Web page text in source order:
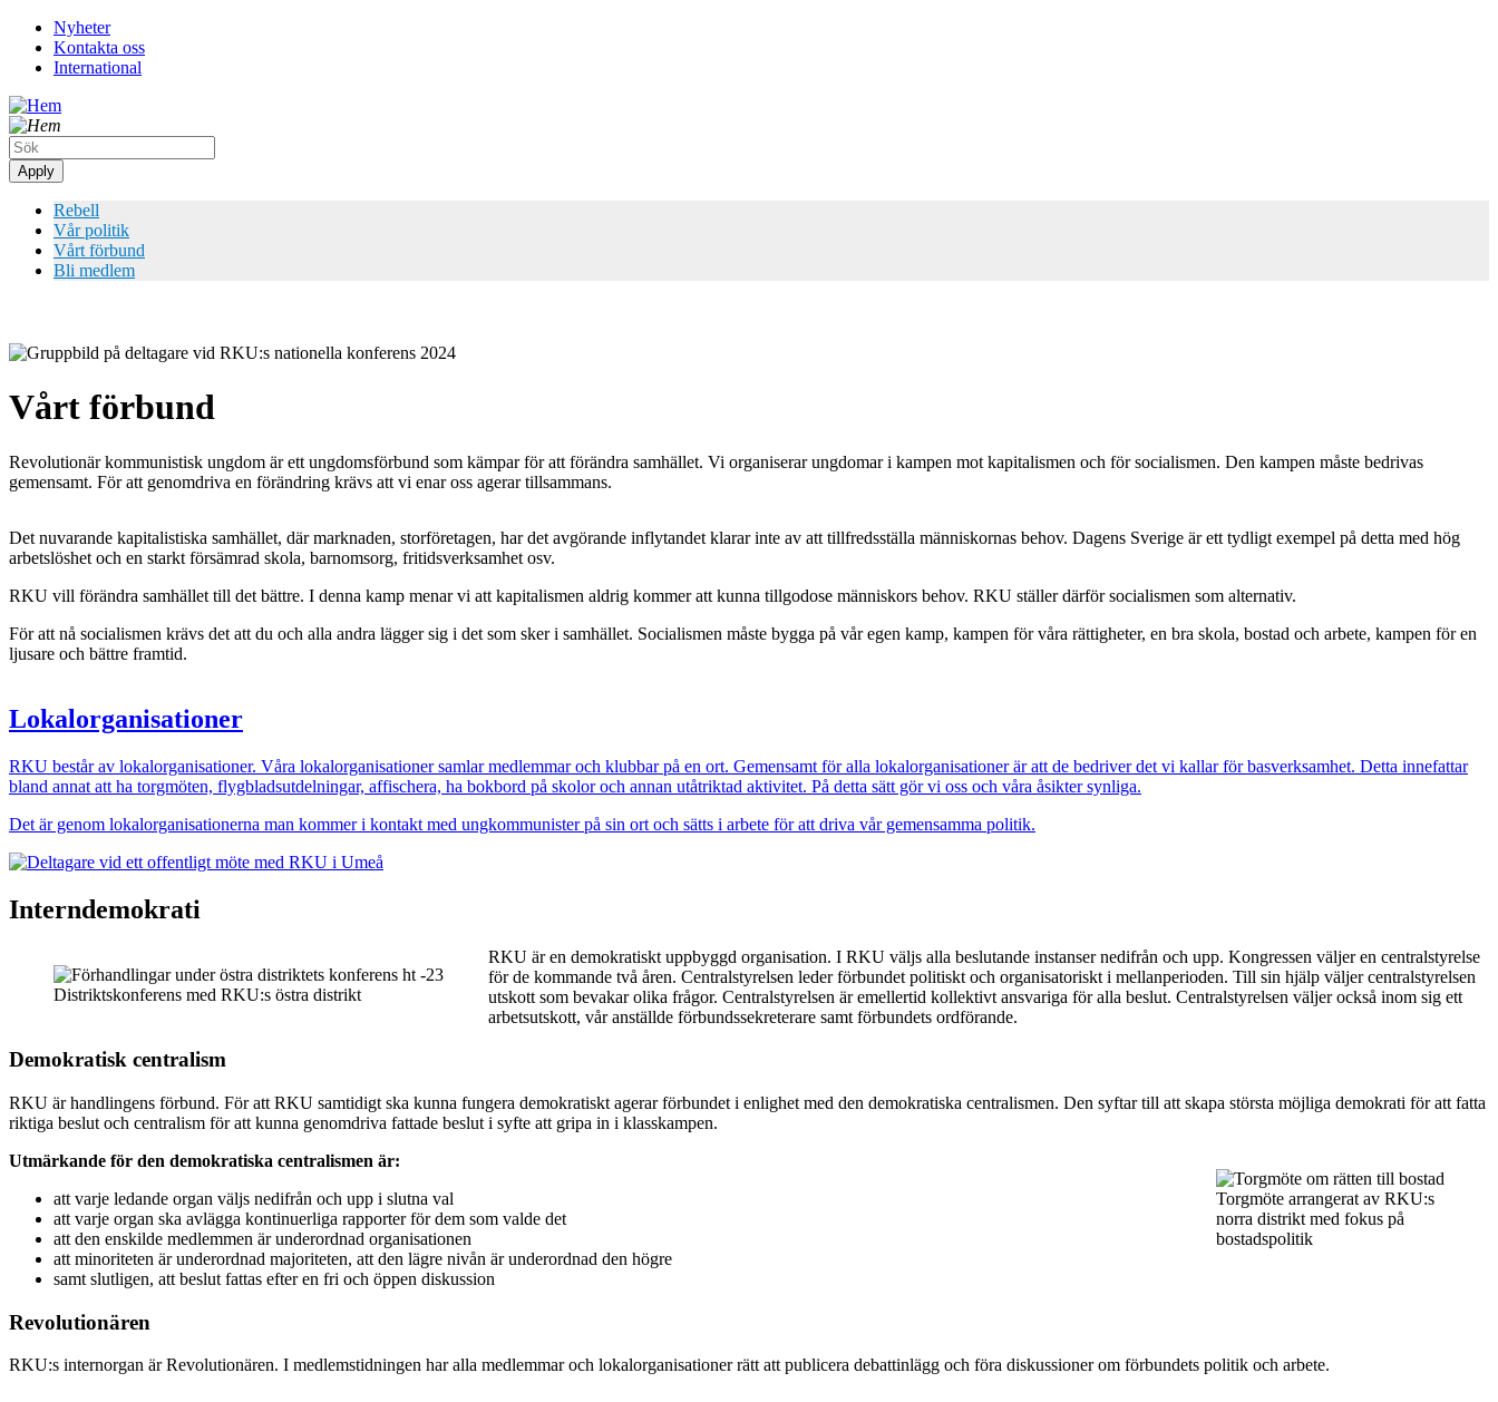
Hoppa
huvudinnehåll
Top
meny
Nyheter
Kontakta oss
International
Rebell
Vår politik
Vårt förbund
Bli medlem
Bild
Vårt förbund
Revolutionär kommunistisk ungdom är ett ungdomsförbund som kämpar för att förändra samhället. Vi organiserar ungdomar i kampen mot kapitalismen och för socialismen. Den kampen måste bedrivas
gemensamt. För att genomdriva en förändring krävs att vi enar oss agerar tillsammans.
Det nuvarande kapitalistiska samhället, där marknaden, storföretagen, har det avgörande inflytandet klarar inte av att tillfredsställa människornas behov. Dagens Sverige är ett tydligt exempel på detta med hög
arbetslöshet och en starkt försämrad skola, barnomsorg, fritidsverksamhet osv.
RKU vill förändra samhället till det bättre. I denna kamp menar vi att kapitalismen aldrig kommer att kunna tillgodose människors behov. RKU ställer därför socialismen som alternativ.
För att nå socialismen krävs det att du och alla andra lägger sig i det som sker i samhället. Socialismen måste bygga på vår egen kamp, kampen för våra rättigheter, en bra skola, bostad och arbete, kampen för en
ljusare och bättre framtid.
Lokalorganisationer
RKU består av lokalorganisationer. Våra lokalorganisationer samlar medlemmar och klubbar på en ort. Gemensamt för alla lokalorganisationer är att de bedriver det vi kallar för basverksamhet. Detta innefattar
bland annat att ha torgmöten, flygbladsutdelningar, affischera, ha bokbord på skolor och annan utåtriktad aktivitet. På detta sätt gör vi oss och våra åsikter synliga.
Det är genom lokalorganisationerna man kommer i kontakt med ungkommunister på sin ort och sätts i arbete för att driva vår gemensamma politik.
Bild
Interndemokrati
Bild
Distriktskonferens med RKU:s östra distrikt
RKU är en demokratiskt uppbyggd organisation. I RKU väljs alla beslutande instanser nedifrån och upp. Kongressen väljer en centralstyrelse
för de kommande två åren. Centralstyrelsen leder förbundet politiskt och organisatoriskt i mellanperioden. Till sin hjälp väljer centralstyrelsen
utskott som bevakar olika frågor. Centralstyrelsen är emellertid kollektivt ansvariga för alla beslut. Centralstyrelsen väljer också inom sig ett
arbetsutskott, vår anställde förbundssekreterare samt förbundets ordförande.
Demokratisk centralism
RKU är handlingens förbund. För att RKU samtidigt ska kunna fungera demokratiskt agerar förbundet i enlighet med den demokratiska centralismen. Den syftar till att skapa största möjliga demokrati för att fatta
riktiga beslut och centralism för att kunna genomdriva fattade beslut i syfte att gripa in i klasskampen.
Bild
Torgmöte arrangerat av RKU:s
norra distrikt med fokus på
bostadspolitik
Utmärkande för den demokratiska centralismen är:
att varje ledande organ väljs nedifrån och upp i slutna val
att varje organ ska avlägga kontinuerliga rapporter för dem som valde det
att den enskilde medlemmen är underordnad organisationen
att minoriteten är underordnad majoriteten, att den lägre nivån är underordnad den högre
samt slutligen, att beslut fattas efter en fri och öppen diskussion
Revolutionären
RKU:s internorgan är Revolutionären. I medlemstidningen har alla medlemmar och lokalorganisationer rätt att publicera debattinlägg och föra diskussioner om förbundets politik och arbete.